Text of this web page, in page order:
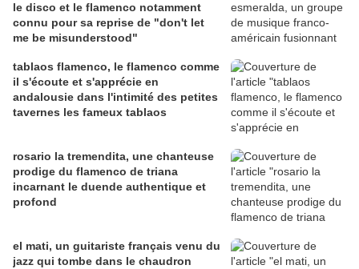
le disco et le flamenco notamment
connu pour sa reprise de "don't let
me be misunderstood"
tablaos flamenco, le flamenco comme
il s'écoute et s'apprécie en
andalousie dans l'intimité des petites
tavernes les fameux tablaos
rosario la tremendita, une chanteuse
prodige du flamenco de triana
incarnant le duende authentique et
profond
el mati, un guitariste français venu du
jazz qui tombe dans le chaudron